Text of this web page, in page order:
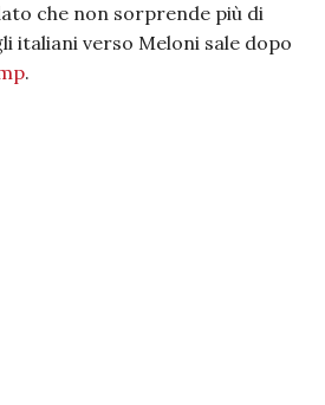
che non sorprende più di
italiani verso Meloni sale dopo
.